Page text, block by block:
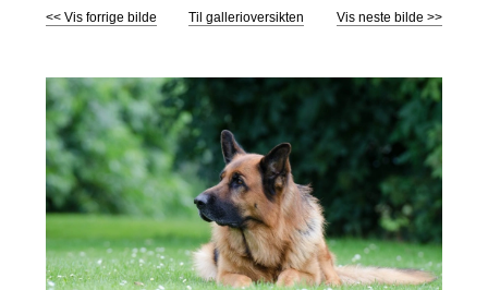
<< Vis forrige bilde Til gallerioversikten Vis neste bilde >>